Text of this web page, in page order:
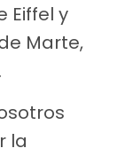
Eiffel y
Marte,
la